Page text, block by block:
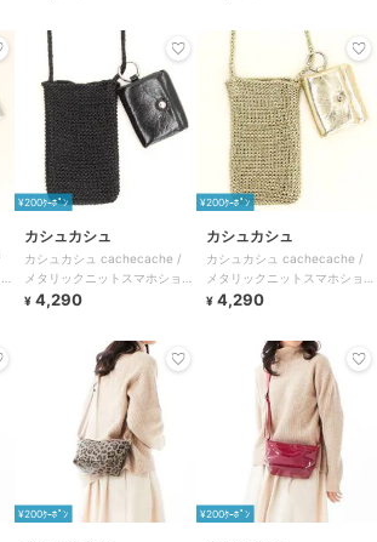
¥200ｸｰﾎﾟﾝ
カシュカシュ
カシュカシュ cachecache /
メタリックニットスマホショル
ダーバッグ
¥ 4,290
¥200ｸｰﾎﾟﾝ
カシュカシュ
カシュカシュ cachecache /
メタリックニットスマホショル
ダーバッグ
¥ 4,290
¥200ｸｰﾎﾟﾝ ¥200ｸｰﾎﾟﾝ